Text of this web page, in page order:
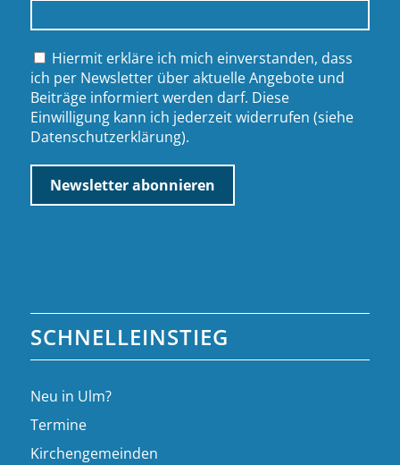
Hiermit erkläre ich mich einverstanden, dass
ich per Newsletter über aktuelle Angebote und
Beiträge informiert werden darf. Diese
Einwilligung kann ich jederzeit widerrufen (siehe
Datenschutzerklärung).
SCHNELLEINSTIEG
Neu in Ulm?
Termine
Kirchengemeinden